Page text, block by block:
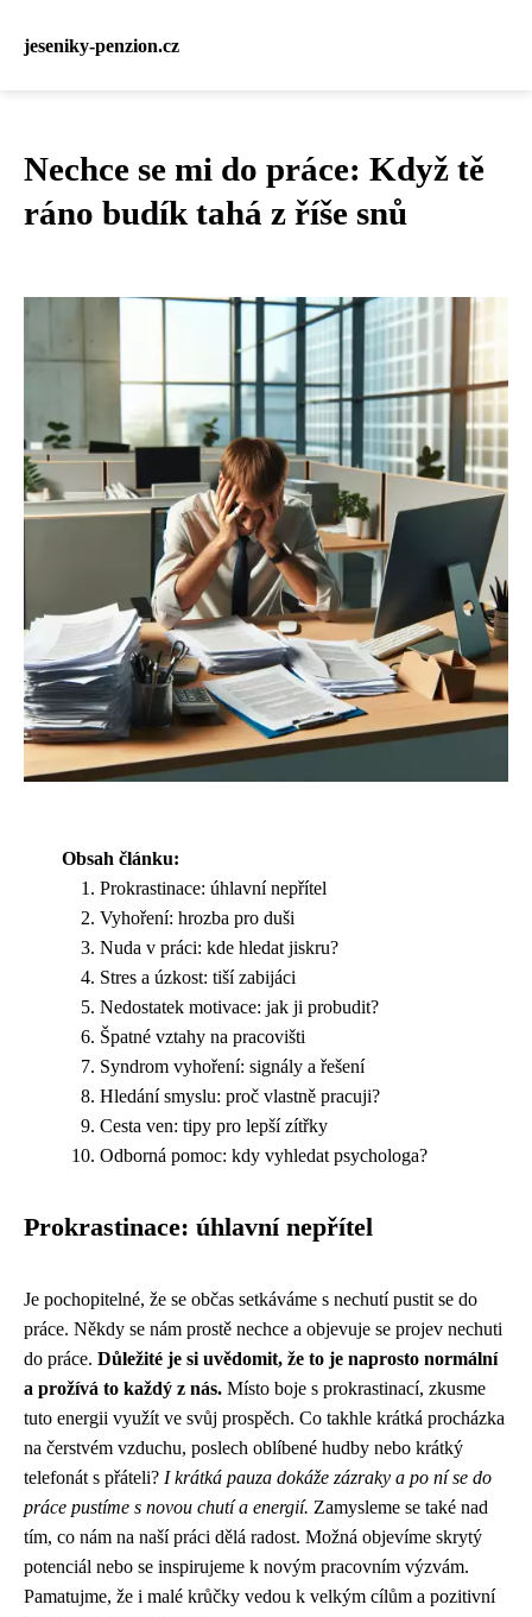
jeseniky-penzion.cz
Nechce se mi do práce: Když tě
ráno budík tahá z říše snů
Obsah článku:
Prokrastinace: úhlavní nepřítel
Vyhoření: hrozba pro duši
Nuda v práci: kde hledat jiskru?
Stres a úzkost: tiší zabijáci
Nedostatek motivace: jak ji probudit?
Špatné vztahy na pracovišti
Syndrom vyhoření: signály a řešení
Hledání smyslu: proč vlastně pracuji?
Cesta ven: tipy pro lepší zítřky
Odborná pomoc: kdy vyhledat psychologa?
Prokrastinace: úhlavní nepřítel
Je pochopitelné, že se občas setkáváme s nechutí pustit se do
práce. Někdy se nám prostě nechce a objevuje se projev nechuti
do práce. Důležité je si uvědomit, že to je naprosto normální
a prožívá to každý z nás. Místo boje s prokrastinací, zkusme
tuto energii využít ve svůj prospěch. Co takhle krátká procházka
na čerstvém vzduchu, poslech oblíbené hudby nebo krátký
telefonát s přáteli? I krátká pauza dokáže zázraky a po ní se do
práce pustíme s novou chutí a energií. Zamysleme se také nad
tím, co nám na naší práci dělá radost. Možná objevíme skrytý
potenciál nebo se inspirujeme k novým pracovním výzvám.
Pamatujme, že i malé krůčky vedou k velkým cílům a pozitivní